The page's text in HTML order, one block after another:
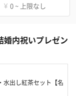
¥ 0 ~ 上限なし
婚内祝いプレゼン
水出し紅茶セット【名